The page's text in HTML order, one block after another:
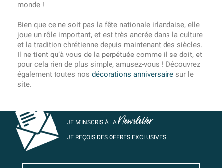
monde !
Bien que ce ne soit pas la fête nationale irlandaise, elle
joue un rôle important, et est très ancrée dans la culture
et la tradition chrétienne depuis maintenant des siècles.
Il ne tient qu’à vous de la perpétuée comme il se doit, et
pour cela rien de plus simple, amusez-vous ! Découvrez
également toutes nos décorations anniversaire sur le
site.
JE M’INSCRIS À LANewsletter
JE REÇOIS DES OFFRES EXCLUSIVES